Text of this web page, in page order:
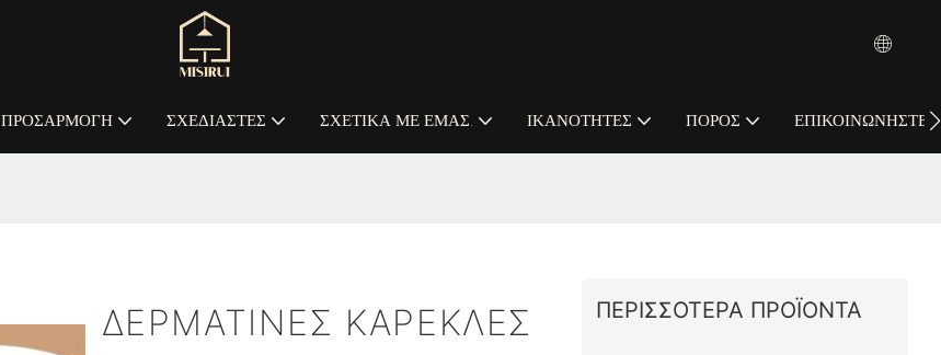
ΠΡΟΣΑΡΜΟΓΉ ΣΧΕΔΙΑΣΤΈΣ ΣΧΕΤΙΚΆ ΜΕ ΕΜΆΣ. ΙΚΑΝΌΤΗΤΕΣ ΠΌΡΟΣ ΕΠΙΚΟΙΝΩΝΉΣΤΕ
ΔΕΡΜΆΤΙΝΕΣ ΚΑΡΈΚΛΕΣ
ΠΕΡΙΣΣΌΤΕΡΑ ΠΡΟΪΌΝΤΑ